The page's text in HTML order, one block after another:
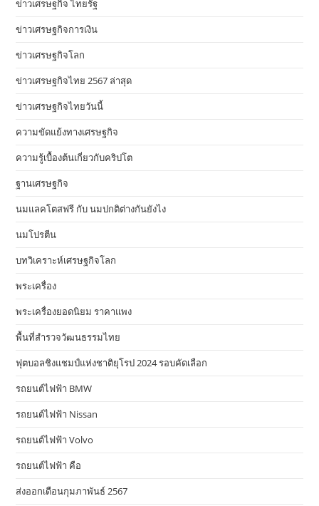
ข่าวเศรษฐกิจ ไทยรัฐ
ข่าวเศรษฐกิจการเงิน
ข่าวเศรษฐกิจโลก
ข่าวเศรษฐกิจไทย 2567 ล่าสุด
ข่าวเศรษฐกิจไทยวันนี้
ความขัดแย้งทางเศรษฐกิจ
ความรู้เบื้องต้นเกี่ยวกับคริปโต
ฐานเศรษฐกิจ
นมแลคโตสฟรี กับ นมปกติต่างกันยังไง
นมโปรตีน
บทวิเคราะห์เศรษฐกิจโลก
พระเครื่อง
พระเครื่องยอดนิยม ราคาแพง
พื้นที่สำรวจวัฒนธรรมไทย
ฟุตบอลชิงแชมป์แห่งชาติยุโรป 2024 รอบคัดเลือก
รถยนต์ไฟฟ้า BMW
รถยนต์ไฟฟ้า Nissan
รถยนต์ไฟฟ้า Volvo
รถยนต์ไฟฟ้า คือ
ส่งออกเดือนกุมภาพันธ์ 2567